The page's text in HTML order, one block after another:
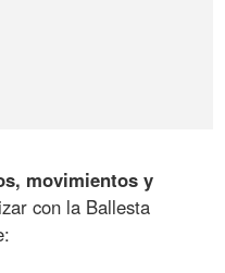
movimientos y
con la Ballesta